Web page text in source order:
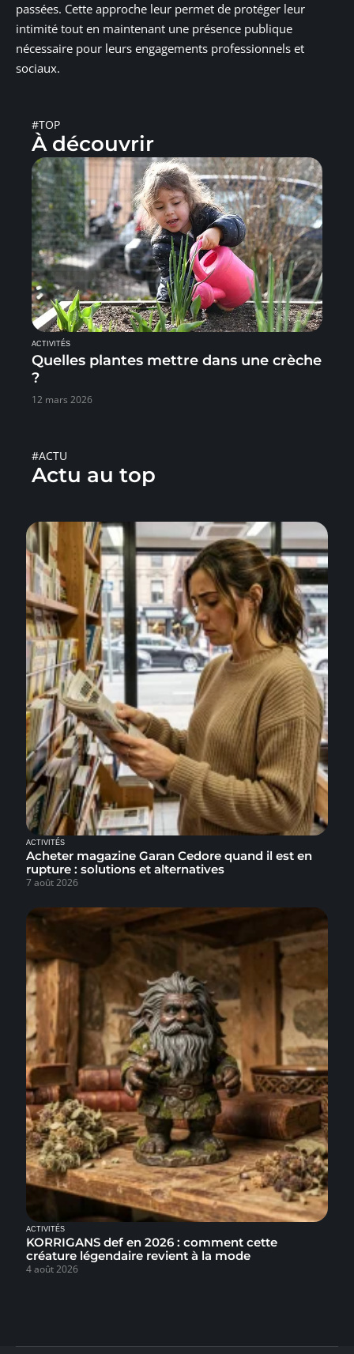
passées. Cette approche leur permet de protéger leur
intimité tout en maintenant une présence publique
nécessaire pour leurs engagements professionnels et
sociaux.
#TOP
À découvrir
ACTIVITÉS
Quelles plantes mettre dans une crèche
?
12 mars 2026
#ACTU
Actu au top
ACTIVITÉS
Acheter magazine Garan Cedore quand il est en
rupture : solutions et alternatives
7 août 2026
ACTIVITÉS
KORRIGANS def en 2026 : comment cette
créature légendaire revient à la mode
4 août 2026